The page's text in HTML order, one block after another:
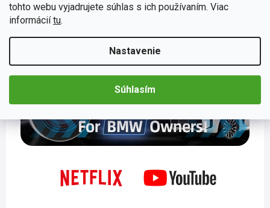
tohto webu vyjadrujete súhlas s ich používaním. Viac
informáciítu.
Nastavenie
Súhlasím